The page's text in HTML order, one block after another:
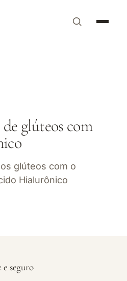
glúteos com
glúteos com o
Hialurônico
seguro